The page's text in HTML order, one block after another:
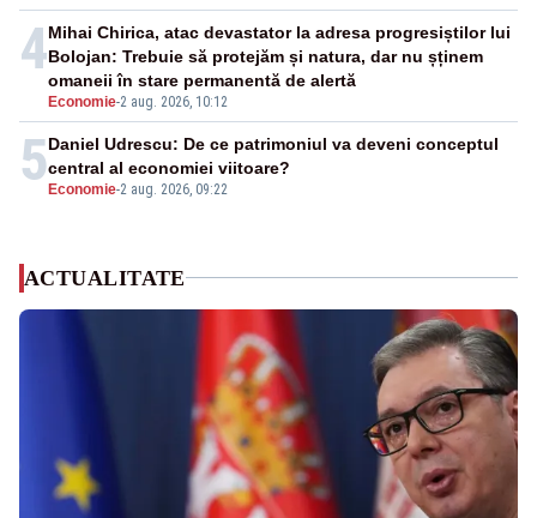
4
Economie-2 aug. 2026, 10:12
Mihai Chirica, atac devastator la adresa progresiștilor lui
Bolojan: Trebuie să protejăm și natura, dar nu șținem
omaneii în stare permanentă de alertă
5Economie-2 aug. 2026, 09:22
Daniel Udrescu: De ce patrimoniul va deveni conceptul
central al economiei viitoare?
ACTUALITATE